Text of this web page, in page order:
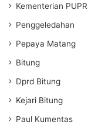
Kementerian PUPR
Penggeledahan
Pepaya Matang
Bitung
Dprd Bitung
Kejari Bitung
Paul Kumentas